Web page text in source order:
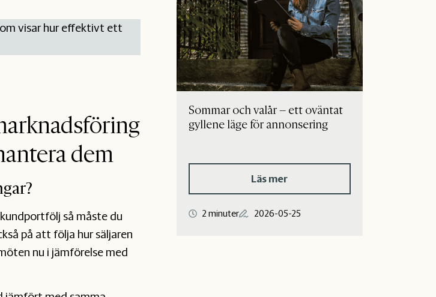
visar hur effektivt ett
dem
så måste du
på att följa hur säljaren
nu i jämförelse med
Sommar och valår – ett oväntat
gyllene läge för annonsering
Läs mer
2 minuter 2026-05-25